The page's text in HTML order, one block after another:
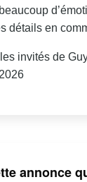
détails en
invités de
annonce